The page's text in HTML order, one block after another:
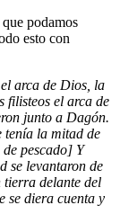
podamos
esto con
arca de Dios, la
filisteos el arca de
junto a Dagón.
tenía la mitad de
pescado] Y
se levantaron de
tierra delante del
se diera cuenta y